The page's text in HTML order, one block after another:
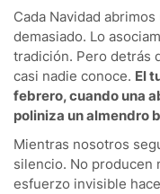
Cada Navidad
demasiado. Lo
tradición. Pero detrás
casi nadie conoce. El
febrero, cuando una
poliniza un almendro
Mientras nosotros
silencio. No producen
esfuerzo invisible